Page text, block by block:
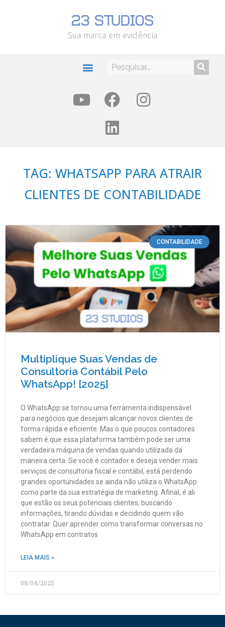
Sua marca em evidência
TAG: WHATSAPP PARA ATRAIR
CLIENTES DE CONTABILIDADE
CONTABILIDADE
Multiplique Suas Vendas de
Consultoria Contábil Pelo
WhatsApp! [2025]
O WhatsApp se tornou uma ferramenta indispensável
para negócios que desejam alcançar novos clientes de
forma rápida e eficiente. Mas o que poucos contadores
sabem é que essa plataforma também pode ser uma
verdadeira máquina de vendas quando utilizada da
maneira certa. Se você é contador e deseja vender mais
serviços de consultoria fiscal e contábil, está perdendo
grandes oportunidades se ainda não utiliza o WhatsApp
como parte da sua estratégia de marketing. Afinal, é ali
que estão os seus potenciais clientes, buscando
informações, tirando dúvidas e decidindo quem vão
contratar. Quer aprender como transformar conversas no
WhatsApp em contratos
LEIA MAIS »
08/04/2025